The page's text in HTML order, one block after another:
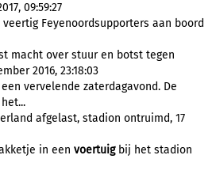
09:59:27
Feyenoordsupporters aan boord
macht over stuur en botst tegen
2016, 23:18:03
vervelende zaterdagavond. De
afgelast, stadion ontruimd, 17
in een voertuigbij het stadion